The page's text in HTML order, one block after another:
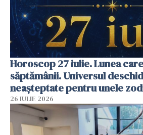
Horoscop 27 iulie. Lunea
săptămânii. Universul
neașteptate pentru unele
26 IULIE 2026